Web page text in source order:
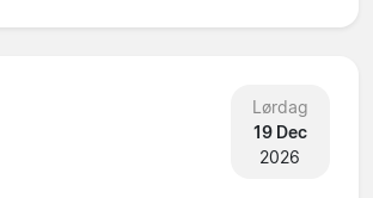
Lørdag
19 Dec
2026